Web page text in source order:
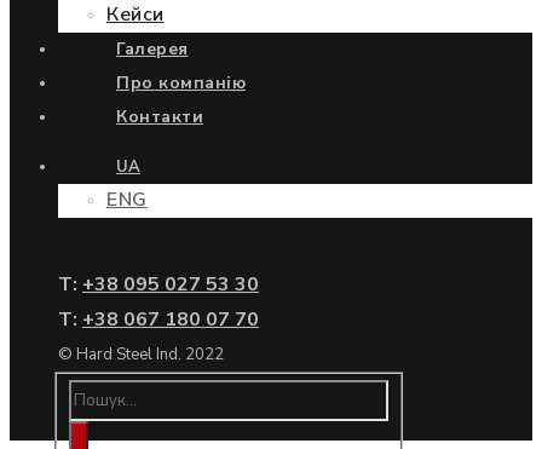
Кейси
Галерея
Про компанію
Контакти
UA
ENG
Т: +38 095 027 53 30
Т: +38 067 180 07 70
© Hard Steel Ind. 2022